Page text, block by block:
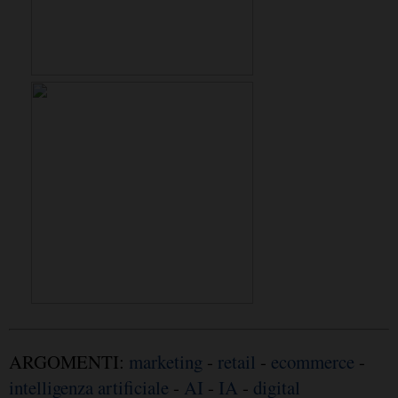
ARGOMENTI: marketing - retail - ecommerce -
intelligenza artificiale - AI - IA - digital